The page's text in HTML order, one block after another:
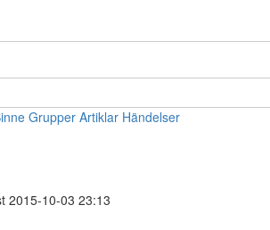
Grupper Artiklar Händelser
2015-10-03 23:13